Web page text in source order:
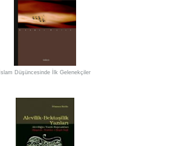
İslam Düşüncesinde İlk Gelenekçiler